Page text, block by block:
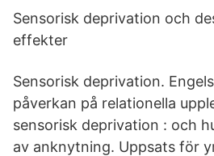
Sensorisk deprivation och
effekter
Sensorisk deprivation.
påverkan på relationella
sensorisk deprivation : och
av anknytning. Uppsats för